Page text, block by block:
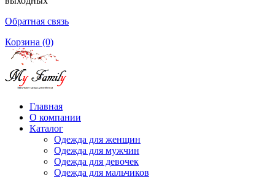
Обратная связь
Корзина (0)
Главная
О компании
Каталог
Одежда для женщин
Одежда для мужчин
Одежда для девочек
Одежда для мальчиков